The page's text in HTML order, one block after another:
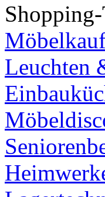
Leuchten